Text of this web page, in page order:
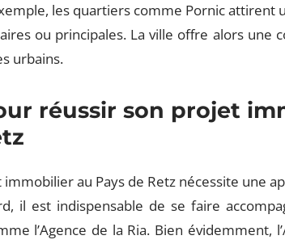
les quartiers comme Pornic attirent
ou principales. La ville offre alors une
urbains.
réussir son projet
immobilier au Pays de Retz nécessite une
il est indispensable de se faire
l’Agence de la Ria. Bien évidemment,